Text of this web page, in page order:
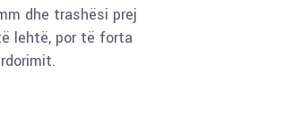
dhe trashësi prej
lehtë, por të forta